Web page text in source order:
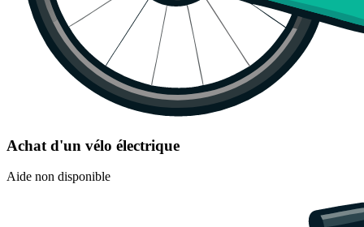
Achat d'un vélo électrique
Aide non disponible